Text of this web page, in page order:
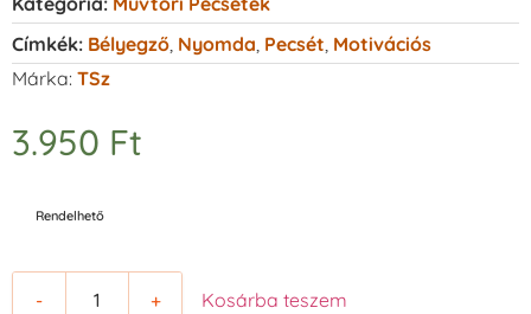
Címkék: Bélyegző Nyomda Pecsét Motivációs
Márka: TSz
3.950 Ft
Rendelhető
- + Kosárba teszem